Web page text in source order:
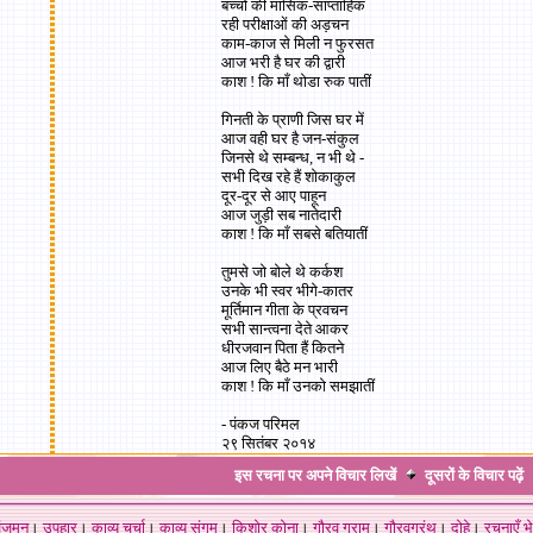
बच्चों की मासिक-साप्ताहिक
रही परीक्षाओं की अड़चन
काम-काज से मिली न फुरसत
आज भरी है घर की द्वारी
काश ! कि माँ थोडा रुक पातीं
गिनती के प्राणी जिस घर में
आज वही घर है जन-संकुल
जिनसे थे सम्बन्ध, न भी थे -
सभी दिख रहे हैं शोकाकुल
दूर-दूर से आए पाहून
आज जुड़ी सब नातेदारी
काश ! कि माँ सबसे बतियातीं
तुमसे जो बोले थे कर्कश
उनके भी स्वर भीगे-कातर
मूर्तिमान गीता के प्रवचन
सभी सान्त्वना देते आकर
धीरजवान पिता हैं कितने
आज लिए बैठे मन भारी
काश ! कि माँ उनको समझातीं
- पंकज परिमल
२९ सितंबर २०१४
इस रचना पर अपने विचार लिखें
दूसरों के विचारपढ़ें
।उपहार।काव्य चर्चा।काव्य संगम।किशोर कोना।गौरव ग्राम।गौरवग्रंथ।दोहे।रचनाएँ